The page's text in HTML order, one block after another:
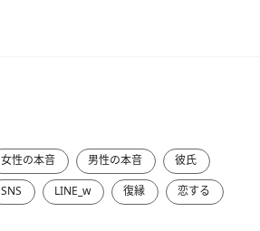
女性の本音 男性の本音
彼氏
SNS LINE_w 復縁
恋する